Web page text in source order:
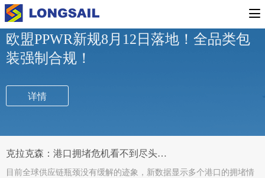
行业新闻 公司新闻
欧盟PPWR新规8月12日落地！全品类包
装强制合规！
详情
克拉克森：港口拥堵危机看不到尽头…
目前全球供应链瓶颈没有缓解的迹象，新数据显示多个港口的拥堵情